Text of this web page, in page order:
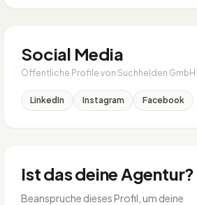
Social Media
Öffentliche Profile von Suchhelden GmbH
LinkedIn Instagram Facebook
Ist das deine Agentur?
Beanspruche dieses Profil, um deine